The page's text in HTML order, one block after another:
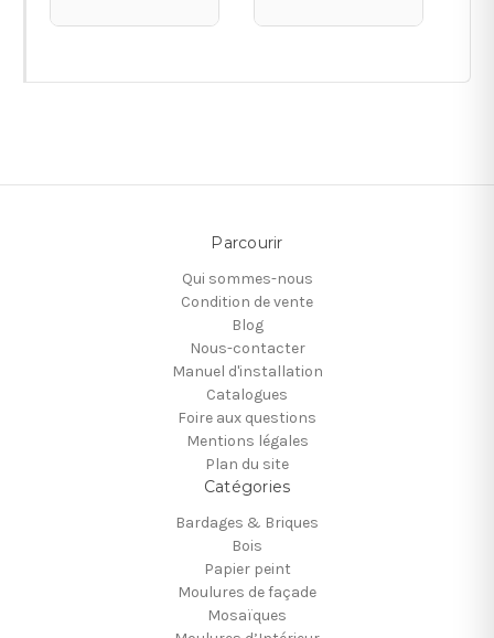
Parcourir
Qui sommes-nous
Condition de vente
Blog
Nous-contacter
Manuel d'installation
Catalogues
Foire aux questions
Mentions légales
Plan du site
Catégories
Bardages & Briques
Bois
Papier peint
Moulures de façade
Mosaïques